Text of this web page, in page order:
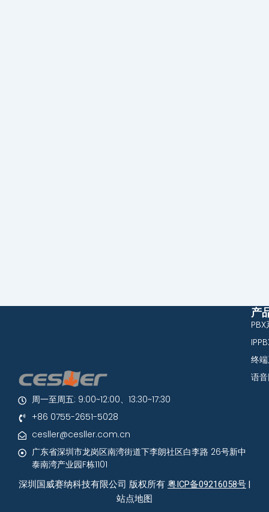
周一至周五: 9:00~12:00、13:30~17:30
+86 0755-2651-5028
cesller@cesller.com.cn
广东省深圳市龙岗区南湾街道下李朗社区白李路 26号新中
泰南湾产业园F栋1101
产
终
语
深圳国威赛纳科技有限公司 版权所有 粤ICP备09216058号 |
站点地图